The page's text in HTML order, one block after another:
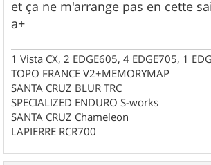
et ça ne m'arrange pas en cette
a+
1 Vista CX, 2 EDGE605, 4 EDGE705, 1
TOPO FRANCE V2+MEMORYMAP
SANTA CRUZ BLUR TRC
SPECIALIZED ENDURO S-works
SANTA CRUZ Chameleon
LAPIERRE RCR700